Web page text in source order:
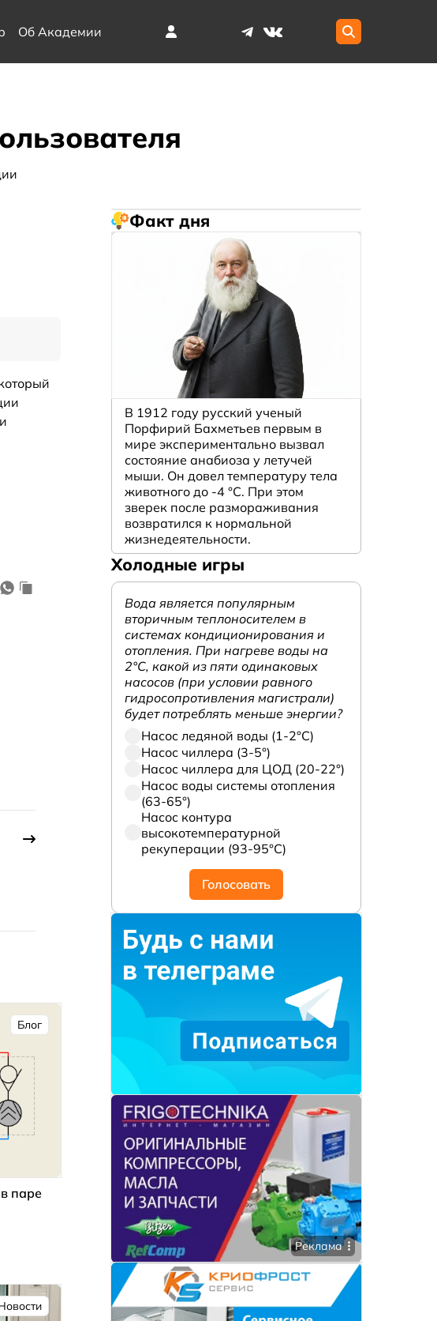
Об Академии
Блог
паре
Факт дня
В 1912 году русский ученый
Порфирий Бахметьев первым в
мире экспериментально вызвал
состояние анабиоза у летучей
мыши. Он довел температуру тела
животного до -4 °C. При этом
зверек после размораживания
возвратился к нормальной
жизнедеятельности.
Холодные игры
Вода является популярным
вторичным теплоносителем в
системах кондиционирования и
отопления. При нагреве воды на
2°С, какой из пяти одинаковых
насосов (при условии равного
гидросопротивления магистрали)
будет потреблять меньше энергии?
Насос ледяной воды (1-2°С)
Насос чиллера (3-5°)
Насос чиллера для ЦОД (20-22°)
Насос воды системы отопления
(63-65°)
Насос контура
высокотемпературной
рекуперации (93-95°С)
Голосовать
Реклама